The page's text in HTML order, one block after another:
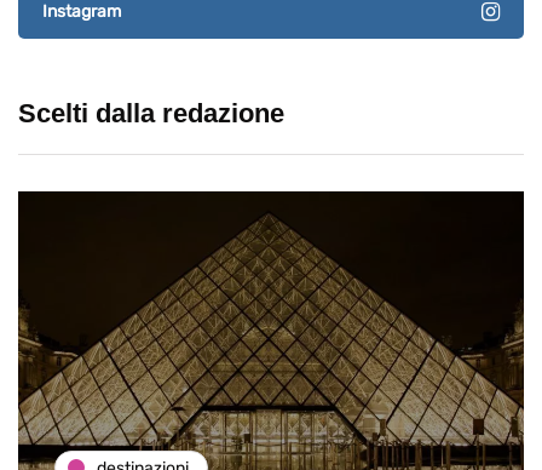
Instagram
Scelti dalla redazione